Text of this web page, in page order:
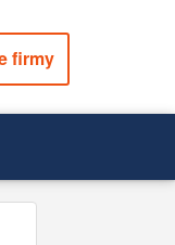
firmy